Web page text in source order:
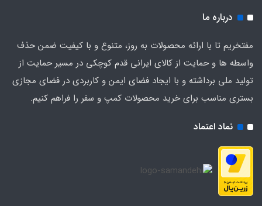
نماد اعتماد
درباره ما
مفتخریم تا با ارائه محصولات به روز، متنوع و با کیفیت ضمن حذف
واسطه ها و حمایت از کالای ایرانی قدم کوچکی در مسیر حمایت از
تولید ملی برداشته و با ایجاد فضای ایمن و کاربردی در فضای مجازی
بستری مناسب برای خرید محصولات کمپ و سفر را فراهم کنیم.